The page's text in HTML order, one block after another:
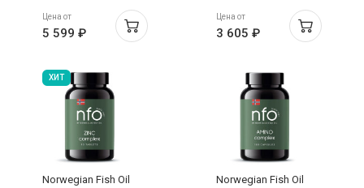
Цена от
5 599 ₽
Цена от
3 605 ₽
ХИТ
Norwegian Fish Oil
Norwegian Fish Oil